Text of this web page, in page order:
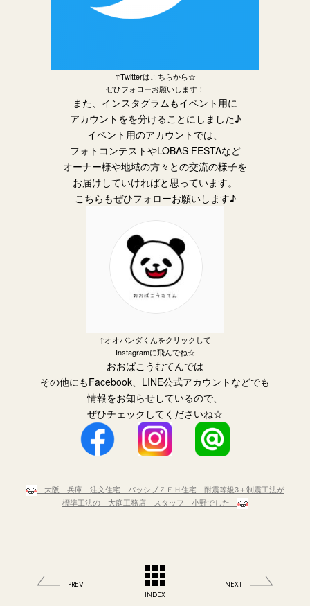
↑Twitterはこちらから☆
ぜひフォローお願いします！
また、インスタグラムもイベント用に
アカウントをを分けることにしました♪
イベント用のアカウントでは、
フォトコンテストやLOBAS FESTAなど
オーナー様や地域の方々との交流の様子を
お届けしていければと思っています。
こ ちらもぜひフォローお願いします♪
↑オオバンダくんをクリックして
Instagramに飛んでね☆
おおばこうむてんでは
その他にもFacebook、LINE公式アカウントなどでも
情報をお知らせしているので、
ぜひチェックしてくださいね☆
大阪 兵庫 注文住宅 パッシブＺＥＨ住宅 耐震等級3＋制震工法が
標準工法の 大庭工務店 スタッフ 小野でした
PREV
INDEX
NEXT